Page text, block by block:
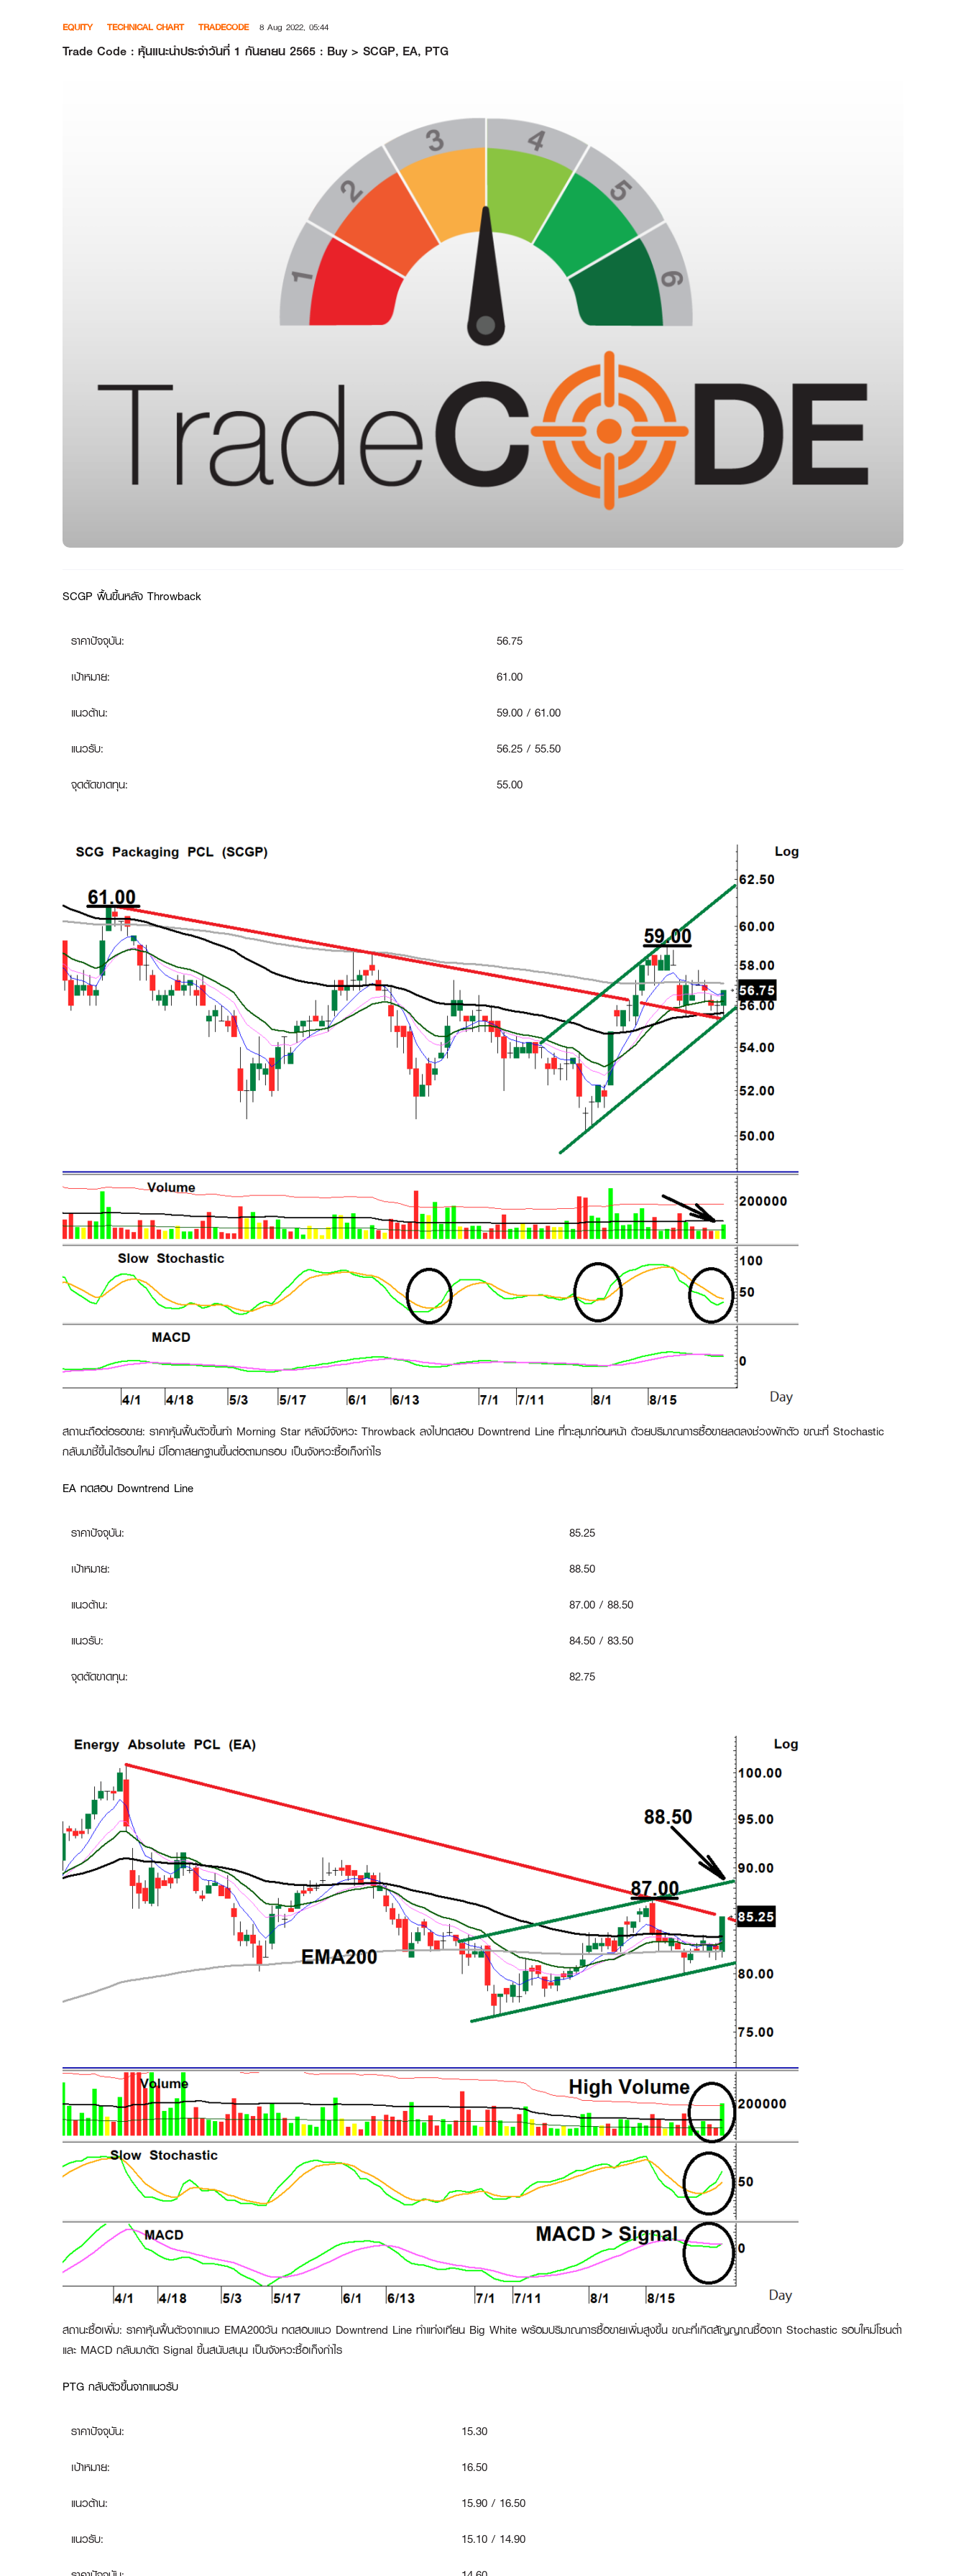
EQUITY TECHNICAL CHART TRADECODE 8 Aug 2022, 05:44
Trade Code : หุ้นแนะนำประจำวันที่ 1 กันยายน 2565 : Buy > SCGP, EA, PTG
SCGP ฟื้นขึ้นหลัง Throwback
ราคาปัจจุบัน:
56.75
เป้าหมาย:
61.00
แนวต้าน:
59.00 / 61.00
แนวรับ:
56.25 / 55.50
จุดตัดขาดทุน: 55.00
สถานะถือต่อรอขาย: ราคาหุ้นฟื้นตัวขึ้นทำ Morning Star หลังมีจังหวะ Throwback ลงไปทดสอบ Downtrend Line ที่ทะลุมาก่อนหน้า ด้วยปริมาณการซื้อขายลดลงช่วงพักตัว ขณะที่ Stochastic
กลับมาชี้ขึ้นได้รอบใหม่ มีโอกาสยกฐานขึ้นต่อตามกรอบ เป็นจังหวะซื้อเก็งกำไร
EA ทดสอบ Downtrend Line
ราคาปัจจุบัน:
85.25
เป้าหมาย:
88.50
แนวต้าน:
87.00 / 88.50
แนวรับ:
84.50 / 83.50
จุดตัดขาดทุน:
82.75
สถานะซื้อเพิ่ม: ราคาหุ้นฟื้นตัวจากแนว EMA200วัน ทดสอบแนว Downtrend Line ทำแท่งเทียน Big White พร้อมปริมาณการซื้อขายเพิ่มสูงขึ้น ขณะที่เกิดสัญญาณซื้อจาก Stochastic รอบใหม่โซนต่ำ
และ MACD กลับมาตัด Signal ขึ้นสนับสนุน เป็นจังหวะซื้อเก็งกำไร
PTG กลับตัวขึ้นจากแนวรับ
ราคาปัจจุบัน:
15.30
เป้าหมาย:
16.50
แนวต้าน:
15.90 / 16.50
แนวรับ:
15.10 / 14.90